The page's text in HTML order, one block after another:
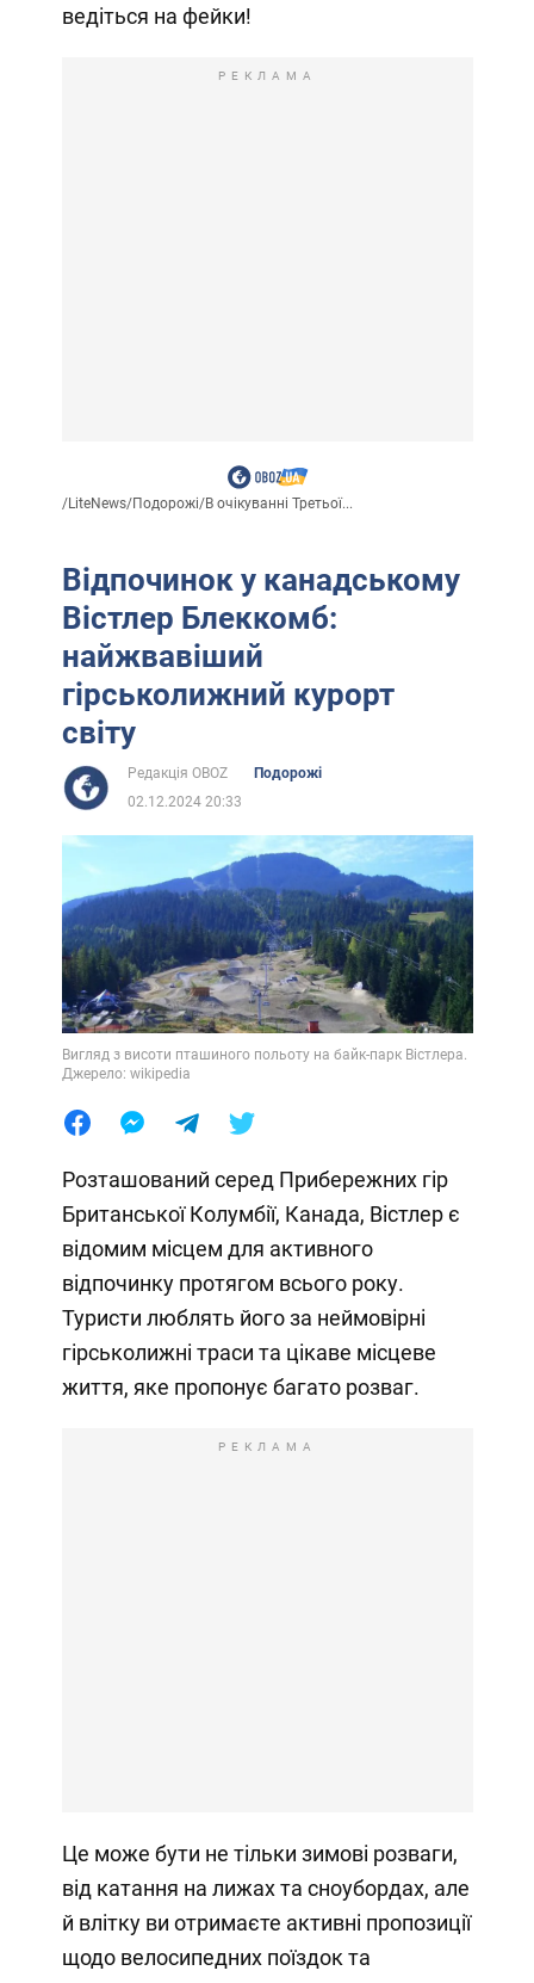
ведіться на фейки!
РЕКЛАМА
/LiteNews/Подорожі/В очікуванні Третьої...
Відпочинок у канадському
Вістлер Блеккомб:
найжвавіший
гірськолижний курорт
світу
Редакція OBOZ
Подорожі
02.12.2024 20:33
Вигляд з висоти пташиного польоту на байк-парк Вістлера.
Джерело: wikipedia
Розташований серед Прибережних гір
Британської Колумбії, Канада, Вістлер є
відомим місцем для активного
відпочинку протягом всього року.
Туристи люблять його за неймовірні
гірськолижні траси та цікаве місцеве
життя, яке пропонує багато розваг.
РЕКЛАМА
Це може бути не тільки зимові розваги,
від катання на лижах та сноубордах, але
й влітку ви отримаєте активні пропозиції
щодо велосипедних поїздок та